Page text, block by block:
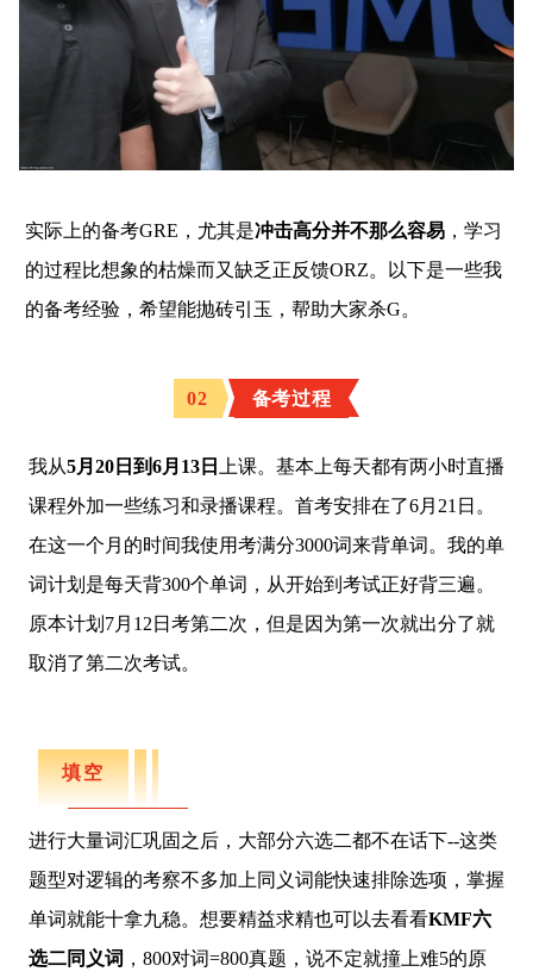
实际上的备考GRE，尤其是冲击高分并不那么容易 ，学习
的过程比想象的枯燥而又缺乏正反馈ORZ。以下是一些我
的备考经验，希望能抛砖引玉，帮助大家杀G。
02 备考过程
我从5月20日到6月13日
上课。基本上每天都有两小时直播
课程外加一些练习和录播课程。首考安排在了6月21日。
在这一个月的时间我使用考满分3000词来背单词。我的单
词计划是每天背300个单词，从开始到考试正好背三遍。
原本计划7月12日考第二次，但是因为第一次就出分了就
取消了第二次考试。
填空
进行大量词汇巩固之后，大部分六选二都不在话下--这类
题型对逻辑的考察不多加上同义词能快速排除选项，掌握
单词就能十拿九稳。想要精益求精也可以去看看KMF六
选二同义词 ，800对词=800真题，说不定就撞上难5的原